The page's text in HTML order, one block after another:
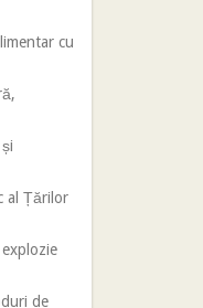
cu
al Țărilor
de